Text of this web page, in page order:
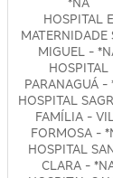
HOSPITAL E
MATERNIDADE
MIGUEL -
HOSPITAL
PARANAGUÁ -
HOSPITAL
FAMÍLIA -
FORMOSA -
HOSPITAL
CLARA -